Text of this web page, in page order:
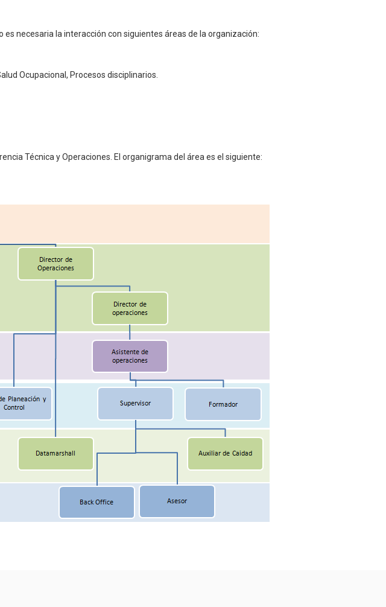
necesaria la interacción con siguientes áreas de la organización:
Ocupacional, Procesos disciplinarios.
Técnica y Operaciones. El organigrama del área es el siguiente: